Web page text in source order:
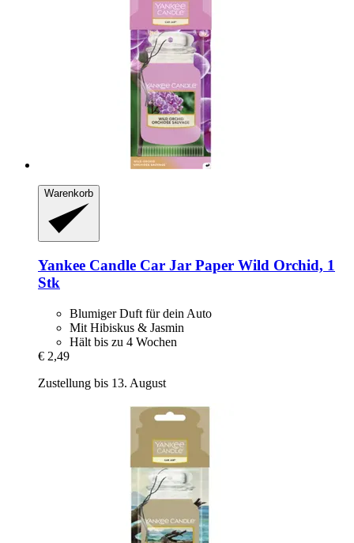
Warenkorb
Yankee Candle Car Jar Paper Wild Orchid, 1
Stk
Blumiger Duft für dein Auto
Mit Hibiskus & Jasmin
Hält bis zu 4 Wochen
€ 2,49
Zustellung bis 13. August